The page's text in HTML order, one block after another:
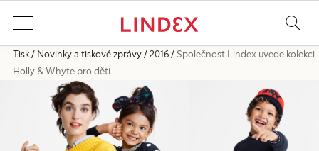
Tisk Novinky a tiskové zprávy 2016
Společnost Lindex uvede kolekci
Holly & Whyte pro děti